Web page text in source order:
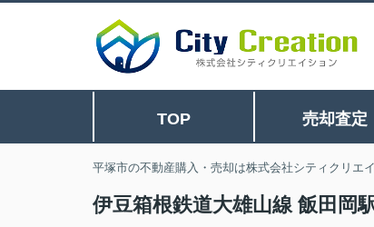
TOP 売却査定
平塚市の不動産購入・売却は株式会社シティクリエ
伊豆箱根鉄道大雄山線 飯田岡